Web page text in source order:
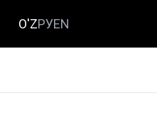
O'ZРУEN